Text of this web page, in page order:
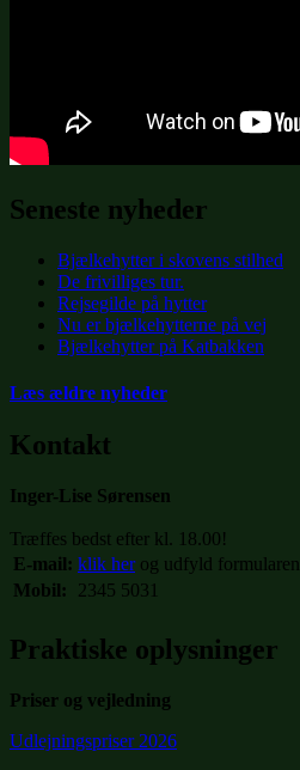
Seneste nyheder
Bjælkehytter i skovens stilhed
De frivilliges tur.
Rejsegilde på hytter
Nu er bjælkehytterne på vej
Bjælkehytter på Katbakken
Læs ældre nyheder
Kontakt
Inger-Lise Sørensen
Træffes bedst efter kl. 18.00!
E-mail: klik herog udfyld formularen
Mobil:
2345 5031
Praktiske oplysninger
Priser og vejledning
Udlejningspriser 2026